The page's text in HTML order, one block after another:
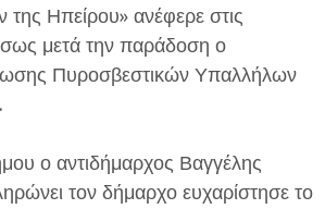
Ηπείρου» ανέφερε στις
μετά την παράδοση ο
Πυροσβεστικών Υπαλλήλων
ο αντιδήμαρχος Βαγγέλης
τον δήμαρχο ευχαρίστησε το